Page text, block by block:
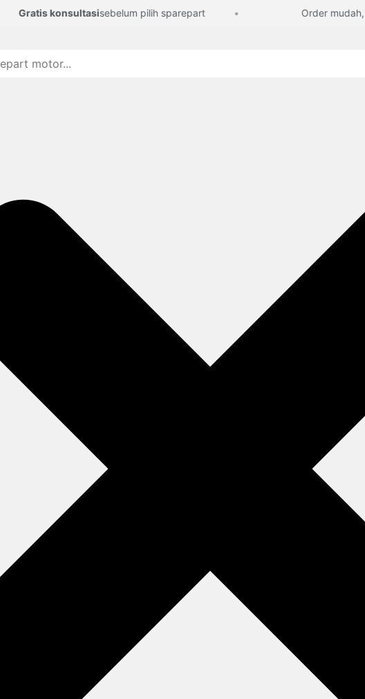
Gratis konsultasisebelum pilih sparepart Order mudah,